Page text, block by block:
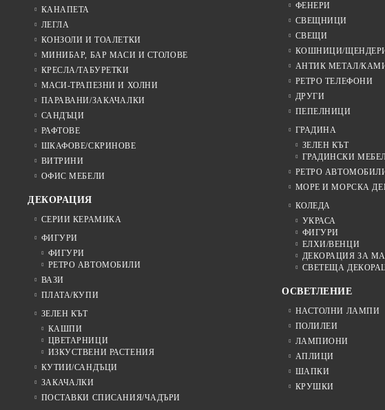
КАНАПЕТА
ЛЕГЛА
КОНЗОЛИ И ТОАЛЕТКИ
МИНИБАР, БАР МАСИ И СТОЛОВЕ
КРЕСЛА/ТАБУРЕТКИ
МАСИ-ТРАПЕЗНИ И ХОЛНИ
ПАРАВАНИ/ЗАКАЧАЛКИ
САНДЪЦИ
РАФТОВЕ
ШКАФОВЕ/СКРИНОВЕ
ВИТРИНИ
ОФИС МЕБЕЛИ
ДЕКОРАЦИЯ
СЕРИИ КЕРАМИКА
ФИГУРИ
ФИГУРИ
РЕТРО АВТОМОБИЛИ
ВАЗИ
ПЛАТА/КУПИ
ЗЕЛЕН КЪТ
КАШПИ
ЦВЕТАРНИЦИ
ИЗКУСТВЕНИ РАСТЕНИЯ
КУТИИ/САНДЪЦИ
ЗАКАЧАЛКИ
ПОСТАВКИ СПИСАНИЯ/ЧАДЪРИ
ФЕНЕРИ
СВЕЩНИЦИ
СВЕЩИ
КОШНИЦИ/
АНТИК МЕТАЛ/
РЕТРО ТЕЛЕФОНИ
ДРУГИ
ПЕПЕЛНИЦИ
ГРАДИНА
ЗЕЛЕН КЪТ
ГРАДИНСКИ
РЕТРО
МОРЕ И МОРСКА
КОЛЕДА
УКРАСА
ФИГУРИ
ЕЛХИ/ВЕНЦИ
ДЕКОРАЦИЯ ЗА
СВЕТЕЩА
ОСВЕТЛЕНИЕ
НАСТОЛНИ ЛАМПИ
ПОЛИЛЕИ
ЛАМПИОНИ
АПЛИЦИ
ШАПКИ
КРУШКИ